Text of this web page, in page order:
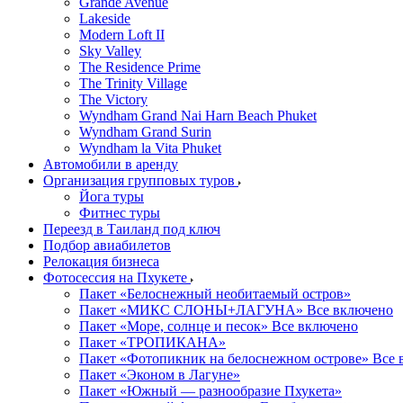
Lakeside
Modern Loft II
Sky Valley
The Residence Prime
The Trinity Village
The Victory
Wyndham Grand Nai Harn Beach Phuket
Wyndham Grand Surin
Wyndham la Vita Phuket
Автомобили в аренду
Организация групповых туров
Йога туры
Фитнес туры
Переезд в Таиланд под ключ
Подбор авиабилетов
Релокация бизнеса
Фотоcессия на Пхукете
Пакет «Белоснежный необитаемый остров»
Пакет «МИКС СЛОНЫ+ЛАГУНА» Все включено
Пакет «Море, солнце и песок» Все включено
Пакет «ТРОПИКАНА»
Пакет «Фотопикник на белоснежном острове» Все
Пакет «Эконом в Лагуне»
Пакет «Южный — разнообразие Пхукета»